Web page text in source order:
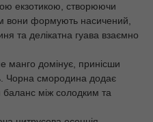
екзотикою, створюючи
вони формують насичений,
та делікатна гуава взаємно
манго домінує, принісши
Чорна смородина додає
між солодким та